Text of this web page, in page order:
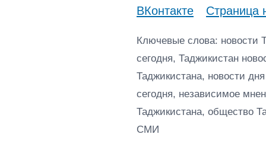
ВКонтакте
Страница
Ключевые слова: новости
сегодня, Таджикистан
Таджикистана, новости
сегодня, независимое
Таджикистана, общество
СМИ